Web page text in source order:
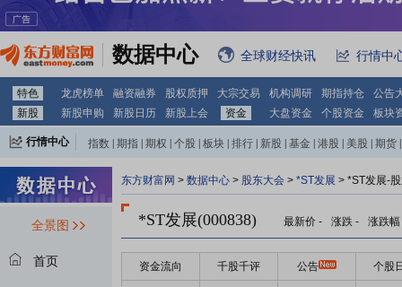
数据中心 全球财经快讯 行情中
特色 龙虎榜单 融资融券 股权质押 大宗交易 机构调研 期指持仓
公告
新股
新股申购 新股日历 新股上会 资金 大盘资金 个股资金 板块
行情中心 指数 期指 期权 个股 板块 排行 新股 基金 港股 美股 期货
全景图
首页
东方财富网 > 数据中心 > 股东大会 > *ST发展 > *ST发展-
*ST发展(000838) 最新价 - 涨跌 - 涨跌幅
资金流向 千股千评 公告 个股